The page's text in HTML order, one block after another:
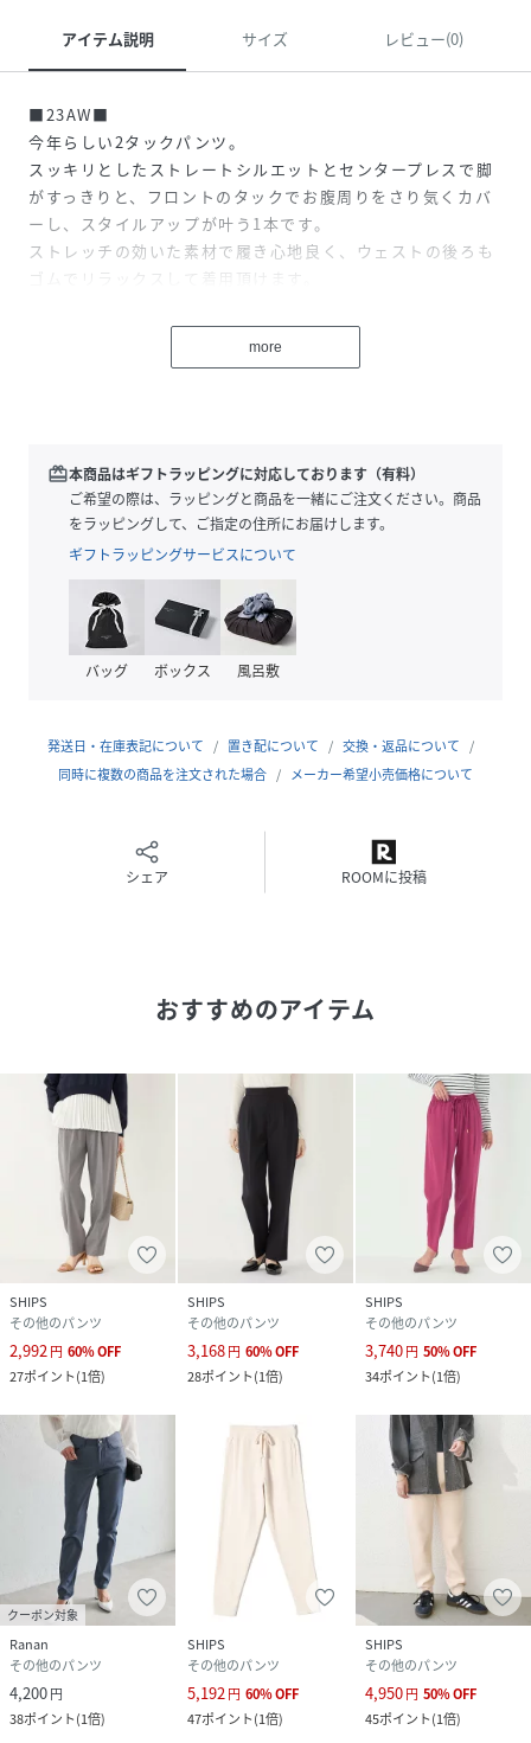
アイテム説明 サイズ レビュー(0)
■23AW■
今年らしい2タックパンツ。
スッキリとしたストレートシルエットとセンタープレスで脚
がすっきりと、フロントのタックでお腹周りをさり気くカバ
ーし、スタイルアップが叶う1本です。
ストレッチの効いた素材で履き心地良く、ウェストの後ろも
ゴムでリラックスして着用頂けます。
※こちらの商品はアウトレットのオリジナルレーベル商品で
SHIPSOUTLET各店、ECサイトでの取り扱いとなります。
店舗へお問合せの際は、全国のSHIPSOUTLET各店までお願
いいたします。
その他のSHIPS各店舗へのお取り寄せ対応は致しかねますの
で、予めご了承の程お願いいたします。
SHIPSのコンセプト「STYLISHSTANDARD」のフィルター
を通して、カジュアルからビジネスまでのアイテムをリーズ
店舗、ECサイトを中心に展開。
様々なライフスタイルに寄り添い、自分らしさを表現できる
ネイビー：162cmB76W56H87着用サイズ：MEDIUM
性別タイプ レディース
原産国
素材 ポリエステル95%、ポリウレタン5%
サイズ SMALL、MEDIUM
品番
JF3477_223140004
223140004-15-93 JF3477
more
redeem本商品はギフトラッピングに対応しております（有料）
ご希望の際は、ラッピングと商品を一緒にご注文ください。商品
をラッピングして、ご指定の住所にお届けします。
ギフトラッピングサービスについて
バッグ ボックス 風呂敷
発送日・在庫表記について 置き配について
交換・返品について
同時に複数の商品を注文された場合
メーカー希望小売価格について
シェア ROOMに投稿
おすすめのアイテム
SHIPS
その他のパンツ
2,992円 60%OFF
27ポイント(1倍)
SHIPS
その他のパンツ
3,168円 60%OFF
28ポイント(1倍)
SHIPS
その他のパンツ
3,740円 50%OFF
34ポイント(1倍)
クーポン対象
Ranan
その他のパンツ
4,200円
38ポイント(1倍)
SHIPS
その他のパンツ
5,192円 60%OFF
47ポイント(1倍)
SHIPS
その他のパンツ
4,950円 50%OFF
45ポイント(1倍)